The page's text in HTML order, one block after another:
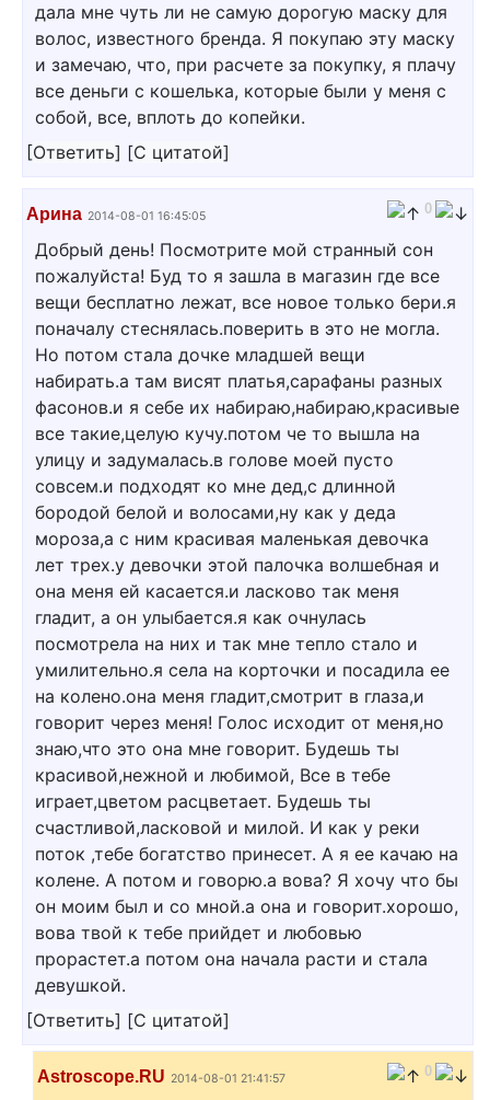
дала мне чуть ли не самую дорогую маску для
волос, известного бренда. Я покупаю эту маску
и замечаю, что, при расчете за покупку, я плачу
все деньги с кошелька, которые были у меня с
собой, все, вплоть до копейки.
[Ответить] [С цитатой]
Арина 2014-08-01 16:45:05 0
Добрый день! Посмотрите мой странный сон
пожалуйста! Буд то я зашла в магазин где все
вещи бесплатно лежат, все новое только бери.я
поначалу стеснялась.поверить в это не могла.
Но потом стала дочке младшей вещи
набирать.а там висят платья,сарафаны разных
фасонов.и я себе их набираю,набираю,красивые
все такие,целую кучу.потом че то вышла на
улицу и задумалась.в голове моей пусто
совсем.и подходят ко мне дед,с длинной
бородой белой и волосами,ну как у деда
мороза,а с ним красивая маленькая девочка
лет трех.у девочки этой палочка волшебная и
она меня ей касается.и ласково так меня
гладит, а он улыбается.я как очнулась
посмотрела на них и так мне тепло стало и
умилительно.я села на корточки и посадила ее
на колено.она меня гладит,смотрит в глаза,и
говорит через меня! Голос исходит от меня,но
знаю,что это она мне говорит. Будешь ты
красивой,нежной и любимой, Все в тебе
играет,цветом расцветает. Будешь ты
счастливой,ласковой и милой. И как у реки
поток ,тебе богатство принесет. А я ее качаю на
колене. А потом и говорю.а вова? Я хочу что бы
он моим был и со мной.а она и говорит.хорошо,
вова твой к тебе прийдет и любовью
прорастет.а потом она начала расти и стала
девушкой.
[Ответить] [С цитатой]
Astroscope.RU 2014-08-01 21:41:57 0